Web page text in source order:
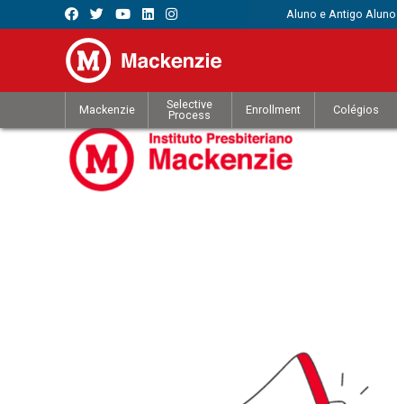
Aluno e Antigo Aluno
Mackenzie
Selective
Process
Enrollment Colégios